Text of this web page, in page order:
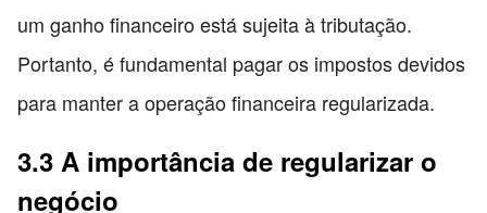
um ganho financeiro está sujeita à tributação.
Portanto, é fundamental pagar os impostos devidos
para manter a operação financeira regularizada.
3.3 A importância de regularizar o
negócio